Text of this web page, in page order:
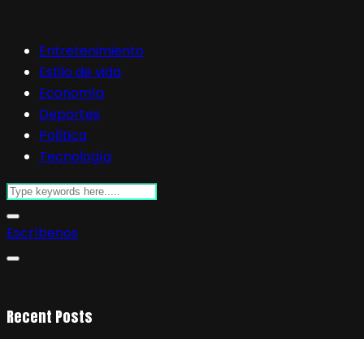
Entretenimiento
Estilo de vida
Economía
Deportes
Política
Tecnología
Escríbenos
Recent Posts